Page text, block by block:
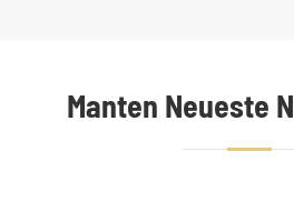
Manten Neueste